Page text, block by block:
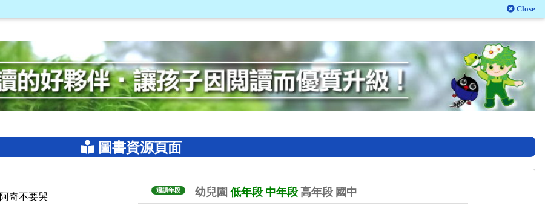
Close
圖書資源頁面
阿奇不要哭
適讀年段 幼兒園 低年段 中年段 高年段 國中